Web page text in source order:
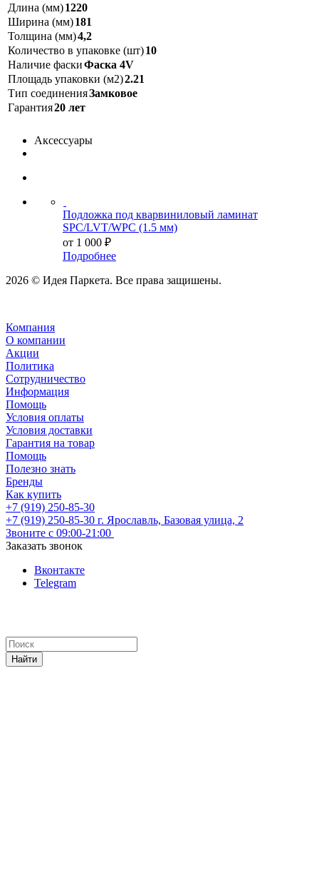
Длина (мм)1220
Ширина (мм)181
Толщина (мм)4,2
Количество в упаковке (шт)10
Наличие фаскиФаска 4V
Площадь упаковки (м2)2.21
Тип соединенияЗамковое
Гарантия20 лет
Аксессуары
Подложка под кварвиниловый ламинат
SPC/LVT/WPC (1.5 мм)
от 1 000 ₽
Подробнее
2026 © Идея Паркета. Все права защишены.
Компания
О компании
Акции
Политика
Сотрудничество
Информация
Помощь
Условия оплаты
Условия доставки
Гарантия на товар
Помощь
Полезно знать
Бренды
Как купить
+7 (919) 250-85-30
+7 (919) 250-85-30 г. Ярославль, Базовая улица, 2
Звоните с 09:00-21:00
Заказать звонок
Вконтакте
Telegram
Найти